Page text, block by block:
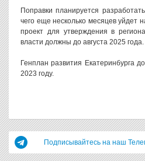
Поправки планируется
чего еще несколько месяцев уйдет
проект для утверждения в
власти должны до августа 2025 года.
Генплан развития Екатеринбурга
2023 году.
Подписывайтесь на наш